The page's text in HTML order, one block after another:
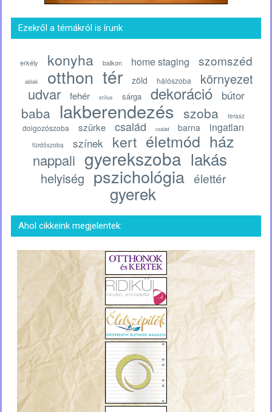
Ezekről a témákról is írunk
erkély konyha balkon home staging szomszéd
ablak otthon tér zöld hálószoba környezet
udvar fehér stílus sárga dekoráció bútor
baba lakberendezés szoba terasz
dolgozószoba szürke család család barna ingatlan
fürdőszoba színek kert életmód ház
nappali gyerekszoba lakás
helyiség pszichológia élettér
gyerek
Ahol cikkeink megjelentek: